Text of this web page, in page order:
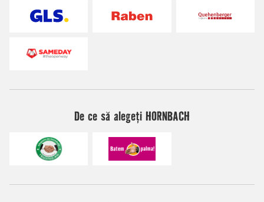
De ce să alegeți HORNBACH